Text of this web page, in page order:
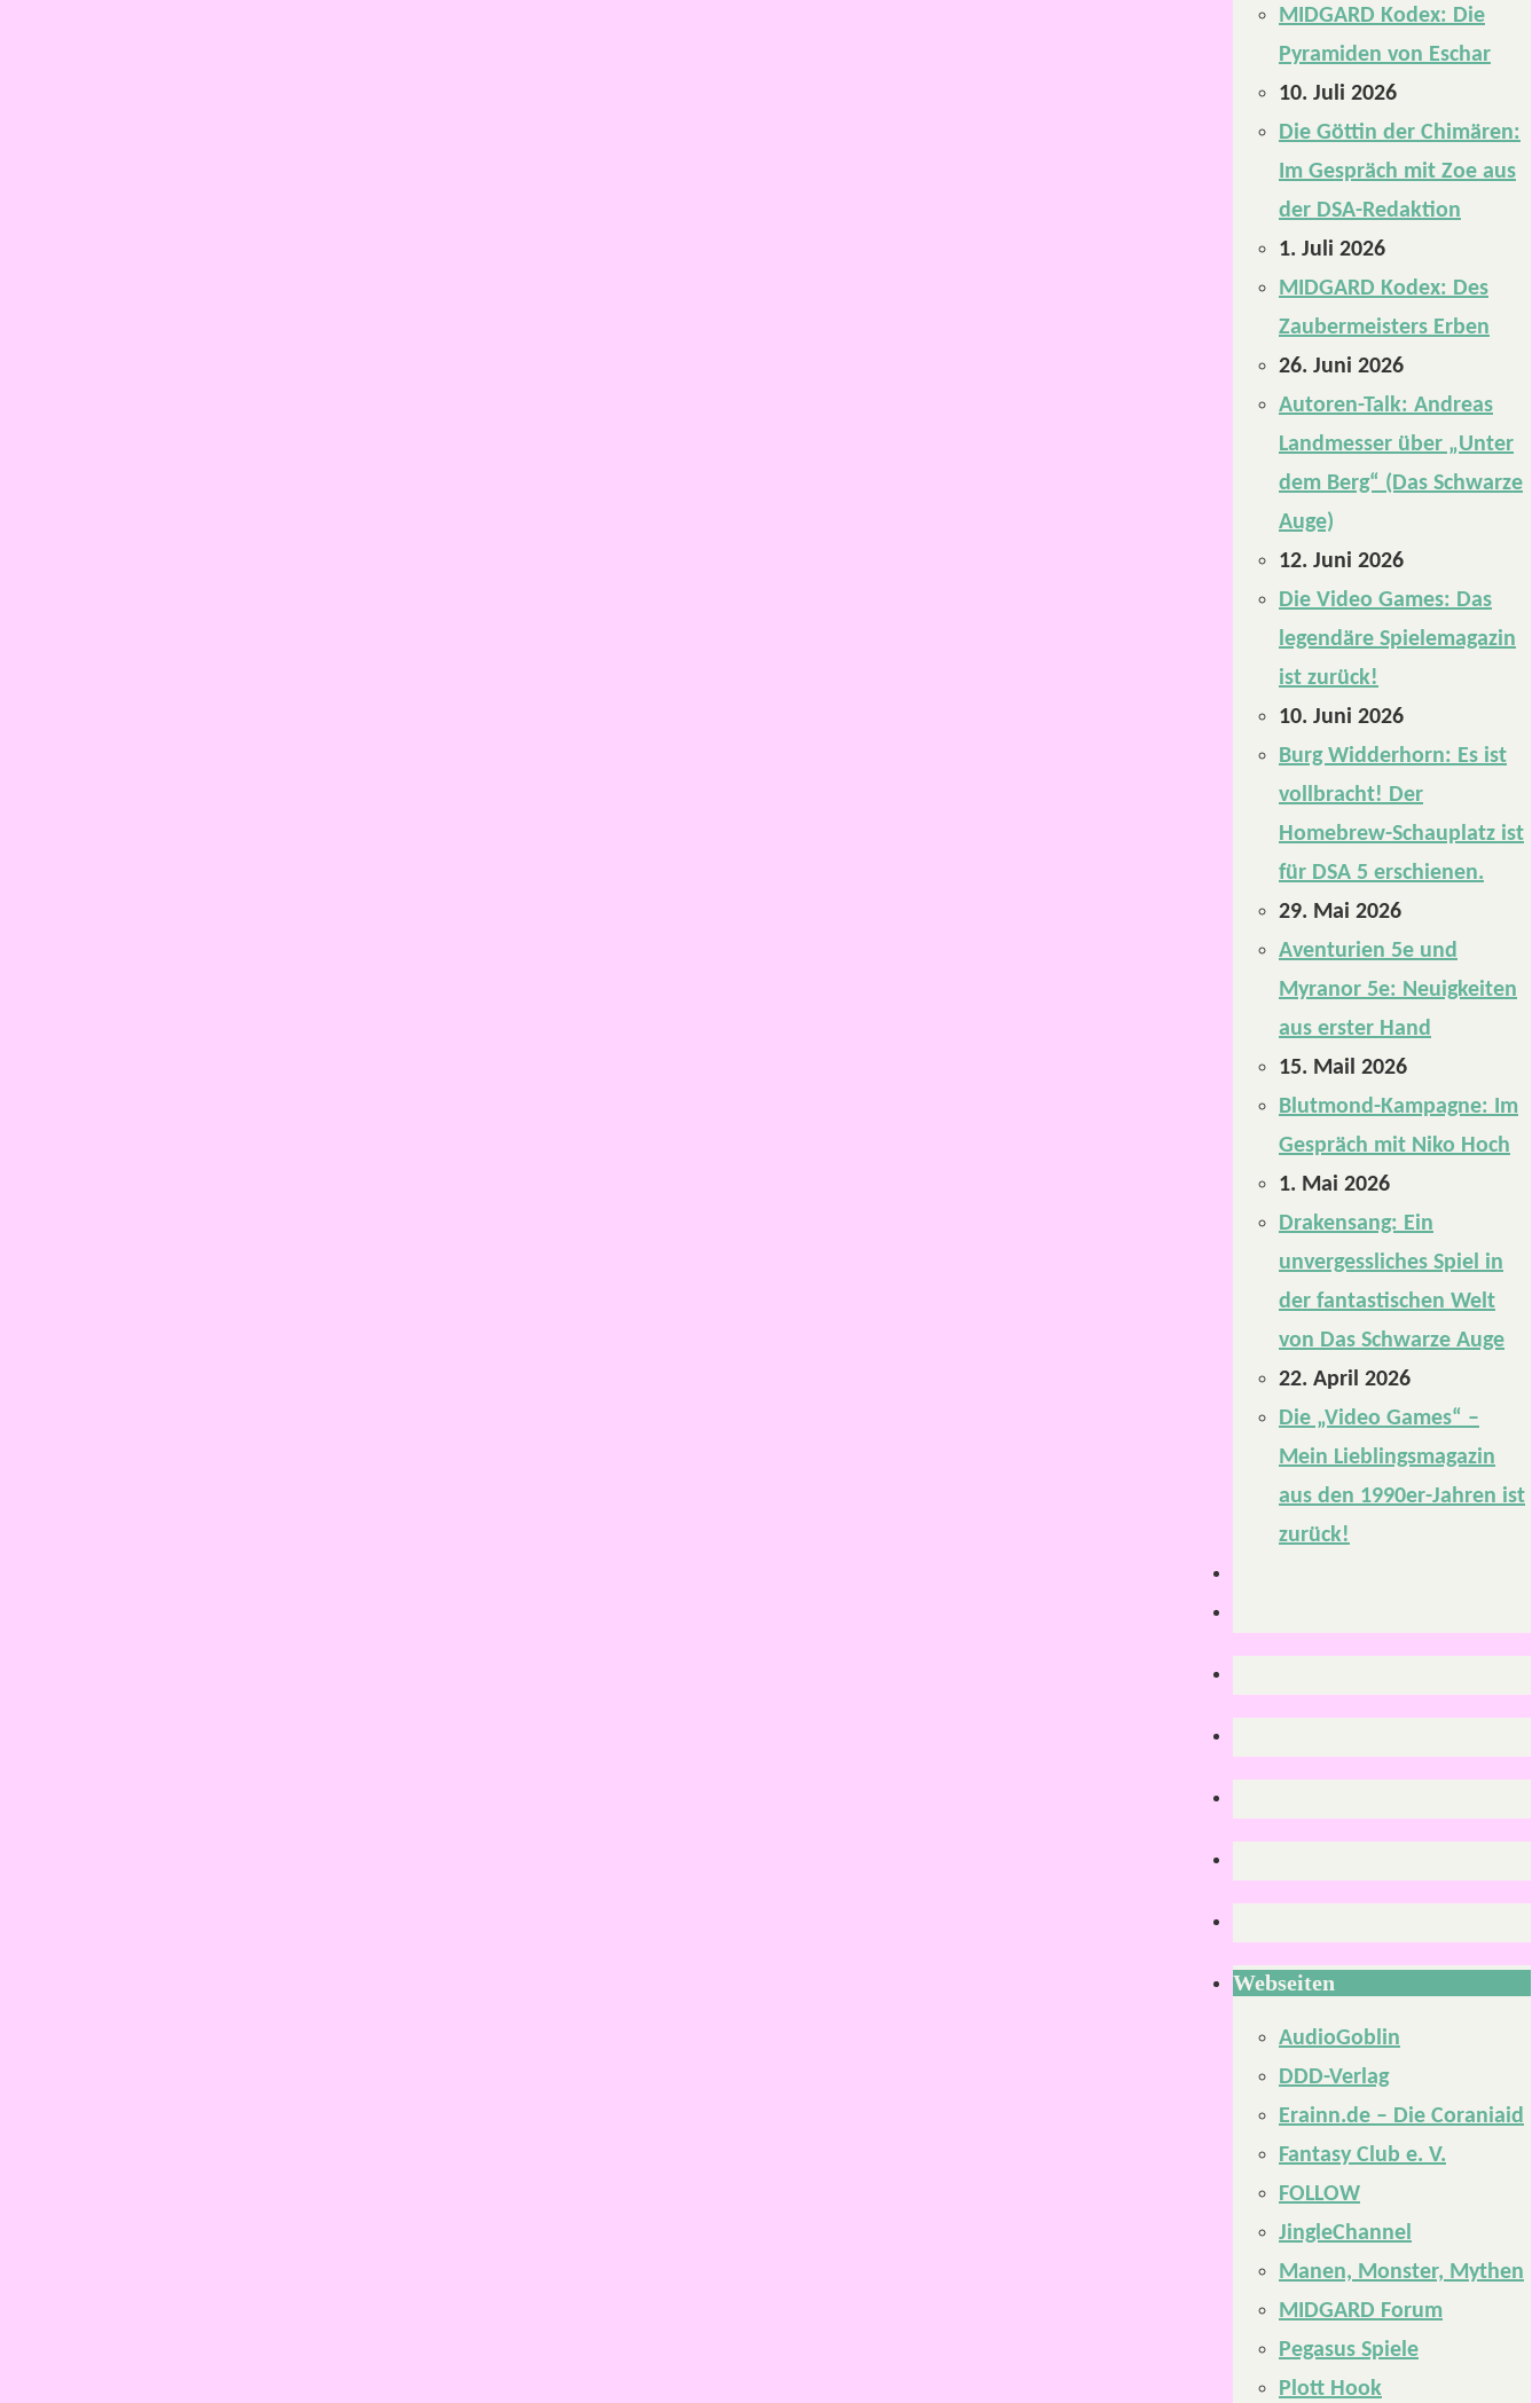
MIDGARD Kodex: Die
Pyramiden von Eschar
10. Juli 2026
Die Göttin der Chimären:
Im Gespräch mit Zoe aus
der DSA-Redaktion
1. Juli 2026
MIDGARD Kodex: Des
Zaubermeisters Erben
26. Juni 2026
Autoren-Talk: Andreas
Landmesser über „Unter
dem Berg“ (Das Schwarze
Auge)
12. Juni 2026
Die Video Games: Das
legendäre Spielemagazin
ist zurück!
10. Juni 2026
Burg Widderhorn: Es ist
vollbracht! Der
Homebrew-Schauplatz ist
für DSA 5 erschienen.
29. Mai 2026
Aventurien 5e und
Myranor 5e: Neuigkeiten
aus erster Hand
15. Mail 2026
Blutmond-Kampagne: Im
Gespräch mit Niko Hoch
1. Mai 2026
Drakensang: Ein
unvergessliches Spiel in
der fantastischen Welt
von Das Schwarze Auge
22. April 2026
Die „Video Games“ –
Mein Lieblingsmagazin
aus den 1990er-Jahren ist
zurück!
Webseiten
AudioGoblin
DDD-Verlag
Erainn.de – Die Coraniaid
Fantasy Club e. V.
FOLLOW
JingleChannel
Manen, Monster, Mythen
MIDGARD Forum
Pegasus Spiele
Plott Hook